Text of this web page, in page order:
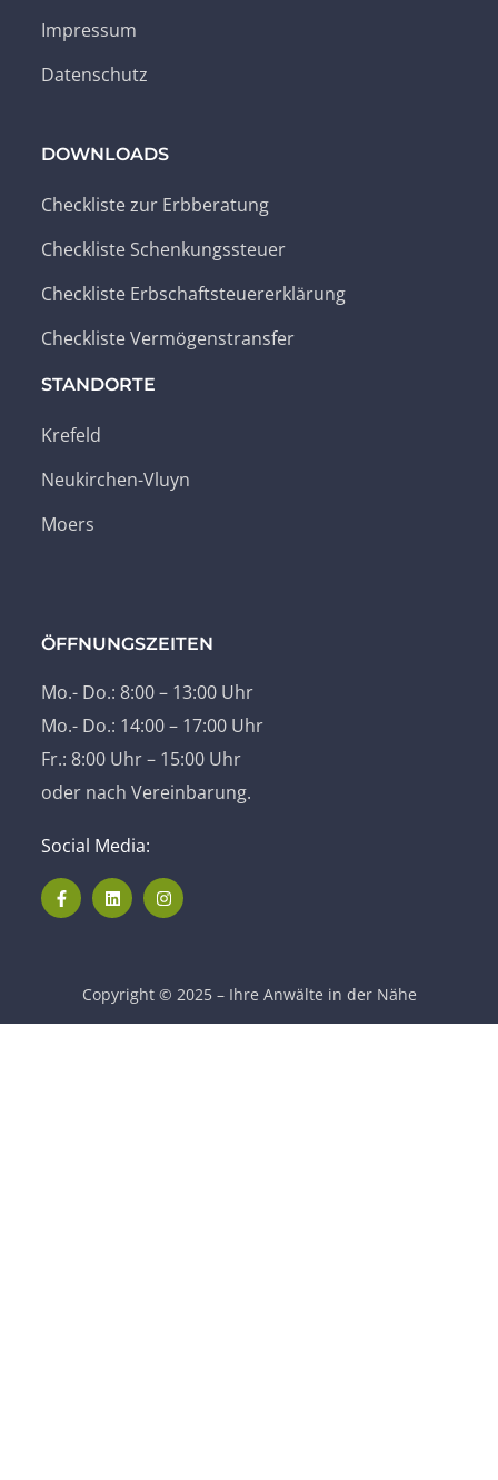
Impressum
Datenschutz
DOWNLOADS
Checkliste zur Erbberatung
Checkliste Schenkungssteuer
Checkliste Erbschaftsteuererklärung
Checkliste Vermögenstransfer
STANDORTE
Krefeld
Neukirchen-Vluyn
Moers
ÖFFNUNGSZEITEN
Mo.- Do.: 8:00 – 13:00 Uhr
Mo.- Do.: 14:00 – 17:00 Uhr
Fr.: 8:00 Uhr – 15:00 Uhr
oder nach Vereinbarung.
Social Media:
Copyright © 2025 – Ihre Anwälte in der Nähe